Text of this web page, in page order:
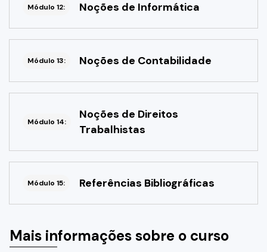
Módulo 12: Noções de Informática
Módulo 13: Noções de Contabilidade
Módulo 14:
Noções de Direitos
Trabalhistas
Módulo 15: Referências Bibliográficas
Mais informações sobre o curso